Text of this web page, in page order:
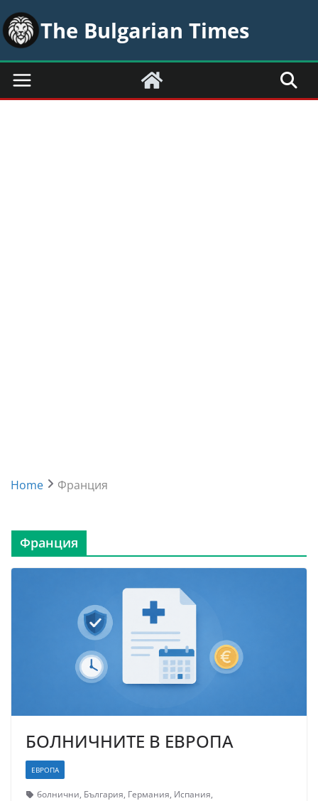
Skip
to
content
The Bulgarian Times
Home Франция
Франция
БОЛНИЧНИТЕ В ЕВРОПА
ЕВРОПА
болнични, България, Германия, Испания,